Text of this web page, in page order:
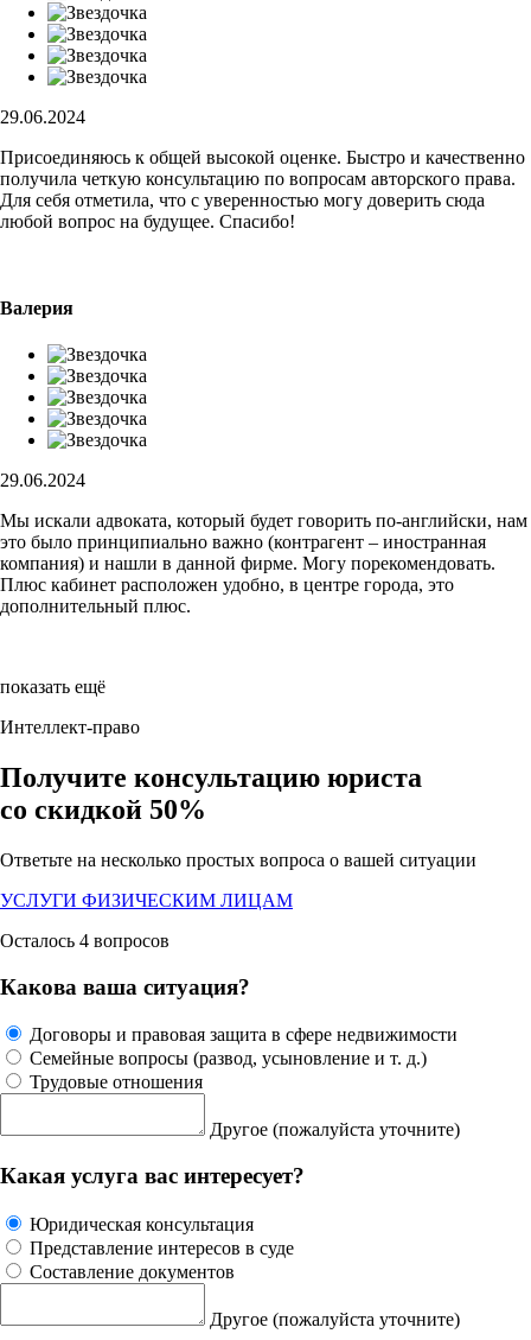
29.06.2024
Присоединяюсь к общей высокой оценке. Быстро и качественно
получила четкую консультацию по вопросам авторского права.
Для себя отметила, что с уверенностью могу доверить сюда
любой вопрос на будущее. Спасибо!
Валерия
29.06.2024
Мы искали адвоката, который будет говорить по-английски, нам
это было принципиально важно (контрагент – иностранная
компания) и нашли в данной фирме. Могу порекомендовать.
Плюс кабинет расположен удобно, в центре города, это
дополнительный плюс.
показать ещё
Интеллект-право
Получите консультацию юриста
со скидкой 50%
Ответьте на несколько простых вопроса о вашей ситуации
УСЛУГИ ФИЗИЧЕСКИМ ЛИЦАМ
Осталось 4 вопросов
Какова ваша ситуация?
Договоры и правовая защита в сфере недвижимости
Семейные вопросы (развод, усыновление и т. д.)
Трудовые отношения
Другое (пожалуйста уточните)
Какая услуга вас интересует?
Юридическая консультация
Представление интересов в суде
Составление документов
Другое (пожалуйста уточните)